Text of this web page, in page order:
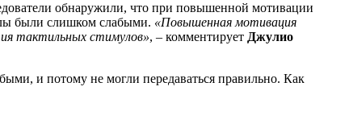
обнаружили, что при повышенной мотивации
были слишком слабыми. «Повышенная мотивация
тактильных стимулов», – комментирует Джулио
и потому не могли передаваться правильно. Как